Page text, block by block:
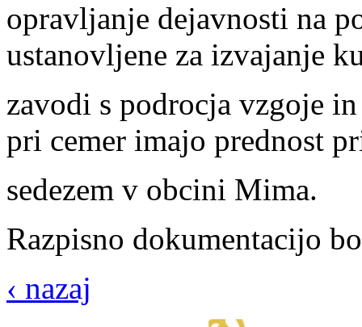
opravljanje dejavnosti na
ustanovljene za izvajanje
zavodi s podrocja vzgoje
pri cemer imajo prednost
sedezem v obcini Mima.
Razpisno dokumentacijo
‹ nazaj